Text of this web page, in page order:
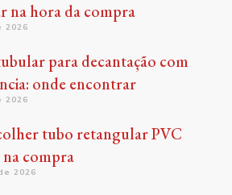
na hora da compra
2026
para decantação com
onde encontrar
2026
tubo retangular PVC
compra
2026